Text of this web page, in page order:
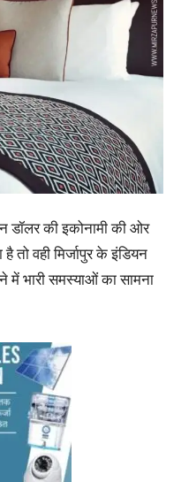
डॉलर की इकोनामी की ओर
तो वही मिर्जापुर के इंडियन
भारी समस्याओं का सामना